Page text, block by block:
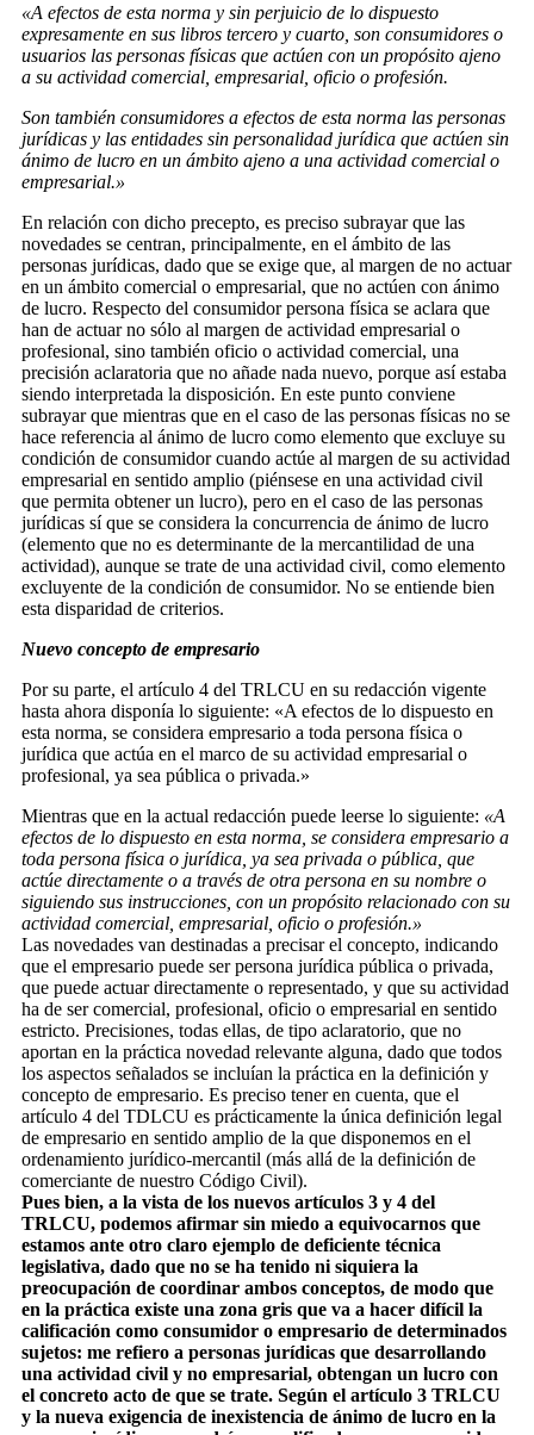
«A efectos de esta norma y sin perjuicio de lo dispuesto
expresamente en sus libros tercero y cuarto, son consumidores o
usuarios las personas físicas que actúen con un propósito ajeno
a su actividad comercial, empresarial, oficio o profesión.
Son también consumidores a efectos de esta norma las personas
jurídicas y las entidades sin personalidad jurídica que actúen sin
ánimo de lucro en un ámbito ajeno a una actividad comercial o
empresarial.»
En relación con dicho precepto, es preciso subrayar que las
novedades se centran, principalmente, en el ámbito de las
personas jurídicas, dado que se exige que, al margen de no actuar
en un ámbito comercial o empresarial, que no actúen con ánimo
de lucro. Respecto del consumidor persona física se aclara que
han de actuar no sólo al margen de actividad empresarial o
profesional, sino también oficio o actividad comercial, una
precisión aclaratoria que no añade nada nuevo, porque así estaba
siendo interpretada la disposición. En este punto conviene
subrayar que mientras que en el caso de las personas físicas no se
hace referencia al ánimo de lucro como elemento que excluye su
condición de consumidor cuando actúe al margen de su actividad
empresarial en sentido amplio (piénsese en una actividad civil
que permita obtener un lucro), pero en el caso de las personas
jurídicas sí que se considera la concurrencia de ánimo de lucro
(elemento que no es determinante de la mercantilidad de una
actividad), aunque se trate de una actividad civil, como elemento
excluyente de la condición de consumidor. No se entiende bien
esta disparidad de criterios.
Nuevo concepto de empresario
Por su parte, el artículo 4 del TRLCU en su redacción vigente
hasta ahora disponía lo siguiente: «A efectos de lo dispuesto en
esta norma, se considera empresario a toda persona física o
jurídica que actúa en el marco de su actividad empresarial o
profesional, ya sea pública o privada.»
Mientras que en la actual redacción puede leerse lo siguiente: «A
efectos de lo dispuesto en esta norma, se considera empresario a
toda persona física o jurídica, ya sea privada o pública, que
actúe directamente o a través de otra persona en su nombre o
siguiendo sus instrucciones, con un propósito relacionado con su
actividad comercial, empresarial, oficio o profesión.»
Las novedades van destinadas a precisar el concepto, indicando
que el empresario puede ser persona jurídica pública o privada,
que puede actuar directamente o representado, y que su actividad
ha de ser comercial, profesional, oficio o empresarial en sentido
estricto. Precisiones, todas ellas, de tipo aclaratorio, que no
aportan en la práctica novedad relevante alguna, dado que todos
los aspectos señalados se incluían la práctica en la definición y
concepto de empresario. Es preciso tener en cuenta, que el
artículo 4 del TDLCU es prácticamente la única definición legal
de empresario en sentido amplio de la que disponemos en el
ordenamiento jurídico-mercantil (más allá de la definición de
comerciante de nuestro Código Civil).
Pues bien, a la vista de los nuevos artículos 3 y 4 del
TRLCU, podemos afirmar sin miedo a equivocarnos que
estamos ante otro claro ejemplo de deficiente técnica
legislativa, dado que no se ha tenido ni siquiera la
preocupación de coordinar ambos conceptos, de modo que
en la práctica existe una zona gris que va a hacer difícil la
calificación como consumidor o empresario de determinados
sujetos: me refiero a personas jurídicas que desarrollando
una actividad civil y no empresarial, obtengan un lucro con
el concreto acto de que se trate. Según el artículo 3 TRLCU
y la nueva exigencia de inexistencia de ánimo de lucro en la